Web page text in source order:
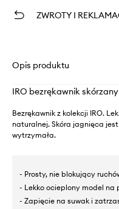
ZWROTY I
Opis produktu
IRO bezrękawnik skórzany
Bezrękawnik z kolekcji IRO.
naturalnej. Skóra jagnięca
wytrzymała.
- Prosty, nie blokujący
- Lekko ocieplony model na
- Zapięcie na suwak i